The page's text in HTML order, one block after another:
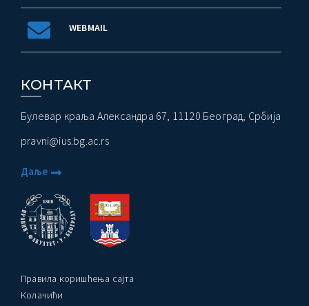
WEBMAIL
КОНТАКТ
Булевар краља Александра 67, 11120 Београд, Србија
pravni@ius.bg.ac.rs
Даље
Правила коришћења сајта
Колачићи